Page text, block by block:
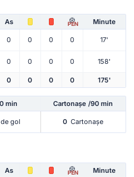
As PEN Minute
0 0 0 0 17'
0 0 0 0 158'
0 0 0 0 175'
min Cartonașe /90 min
de gol 0 Cartonașe
As PEN Minute